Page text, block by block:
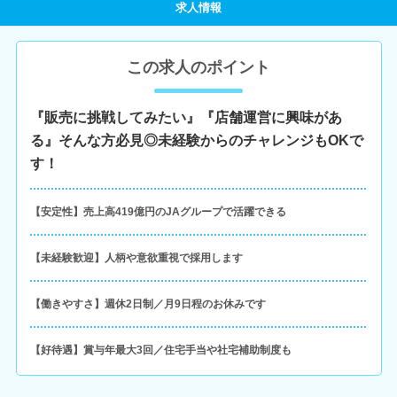
求人情報
この求人のポイント
『販売に挑戦してみたい』『店舗運営に興味があ
る』そんな方必見◎未経験からのチャレンジもOKで
す！
【安定性】売上高419億円のJAグループで活躍できる
【未経験歓迎】人柄や意欲重視で採用します
【働きやすさ】週休2日制／月9日程のお休みです
【好待遇】賞与年最大3回／住宅手当や社宅補助制度も